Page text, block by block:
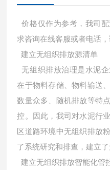
价格仅作为参考，我司
求咨询在线客服或者电话，
建立无组织排放源清单
无组织排放治理是水泥
在于物料存储、物料输送
数量众多、随机排放等特
控。因此，我司对水泥行
区道路环境中无组织排放
了系统研究和排查，建立了
建立无组织排放智能化管